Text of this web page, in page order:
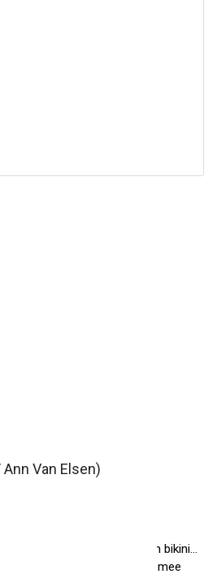
Van Elsen)
De heerlijke Pauline Slangen in bikini...
daar kom je het weekend wel mee